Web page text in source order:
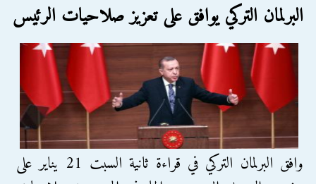
البرلمان التركي يوافق على تعزيز صلاحيات الرئيس
وافق البرلمان التركي في قراءة ثانية السبت 21 يناير على